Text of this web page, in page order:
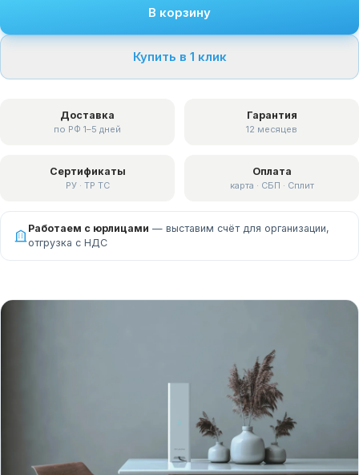
В корзину
Купить в 1 клик
Доставка
по РФ 1–5 дней
Гарантия
12 месяцев
Сертификаты
РУ · ТР ТС
Оплата
карта · СБП · Сплит
Работаем с юрлицами — выставим счёт для организации,
отгрузка с НДС